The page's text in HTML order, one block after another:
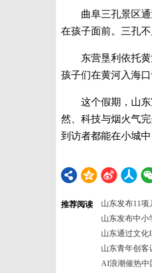
曲阜三孔景区通
在孩子面前。三孔
东营垦利依托黄
孩子们在黄河入海
这个假期，山东
然、科技与烟火气
到访者都能在小城
推荐阅读
山东发布11
山东发布中小
山东青年创客
AI浪潮催热中